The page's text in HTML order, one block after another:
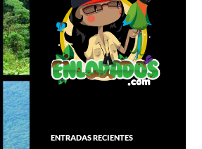
ENTRADAS RECIENTES